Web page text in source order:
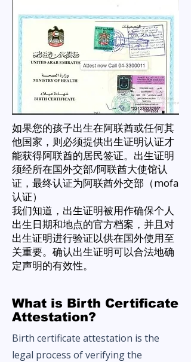
如果您的孩子出生在阿联酋或任何其
他国家，则必须提供出生证明认证才
能获得阿联酋的居民签证。出生证明
须经所在国外交部/阿联酋大使馆认
证，最终认证为阿联酋外交部（mofa
认证）
我们知道，出生证明被用作确保个人
出生日期和地点的官方档案，并且对
出生证明进行验证以供在国外使用至
关重要。确认出生证明可以合法地确
定声明的有效性。
What is Birth Certificate
Attestation?
Birth certificate attestation is the
legal process of verifying the